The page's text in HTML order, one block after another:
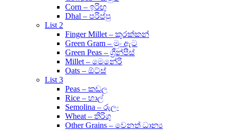
Corn – ඉරිඟු
Dhal – පරිප්පු
List 2
Finger Millet – කුරක්කන්
Green Gram – මුං ඇට
Green Peas – ග්‍රීන්පීස්
Millet – මෙනේරි
Oats – ඕට්ස්
List 3
Peas – කඩල
Rice – හාල්
Semolina – රුලං
Wheat – තිරිගු
Other Grains – වෙනත් ධාන්‍ය